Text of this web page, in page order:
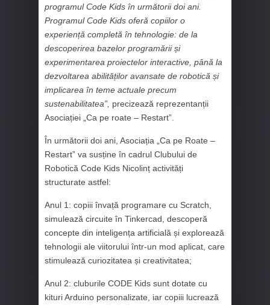
programul Code Kids în următorii doi ani.
Programul Code Kids oferă copiilor o
experiență completă în tehnologie: de la
descoperirea bazelor programării și
experimentarea proiectelor interactive, până la
dezvoltarea abilităților avansate de robotică și
implicarea în teme actuale precum
sustenabilitatea”, precizează reprezentanții
Asociației „Ca pe roate – Restart”.
În următorii doi ani, Asociația „Ca pe Roate –
Restart” va susține în cadrul Clubului de
Robotică Code Kids Nicolinț activități
structurate astfel:
Anul 1: copiii învață programare cu Scratch,
simulează circuite în Tinkercad, descoperă
concepte din inteligența artificială și explorează
tehnologii ale viitorului într-un mod aplicat, care
stimulează curiozitatea și creativitatea;
Anul 2: cluburile CODE Kids sunt dotate cu
kituri Arduino personalizate, iar copiii lucrează